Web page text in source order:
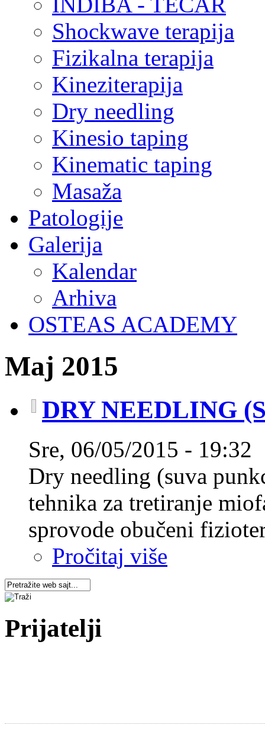
Shockwave terapija
Fizikalna terapija
Kineziterapija
Dry needling
Kinesio taping
Kinematic taping
Masaža
Patologije
Galerija
Kalendar
Arhiva
OSTEAS ACADEMY
Maj 2015
DRY NEEDLING
Sre, 06/05/2015 - 19:32
Dry needling (suva
tehnika za tretiranje
sprovode obučeni
Pročitaj više
Prijatelji